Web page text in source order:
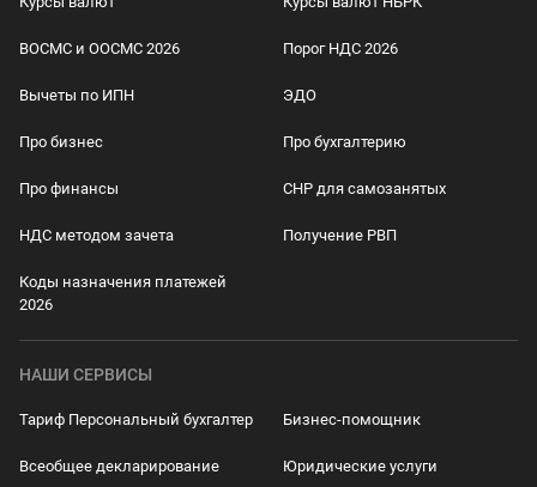
ВОСМС и ООСМС 2026 Порог НДС 2026
Вычеты по ИПН ЭДО
Про бизнес Про бухгалтерию
Про финансы СНР для самозанятых
НДС методом зачета Получение РВП
Коды назначения платежей
2026
НАШИ СЕРВИСЫ
Тариф Персональный бухгалтер Бизнес-помощник
Всеобщее декларирование Юридические услуги